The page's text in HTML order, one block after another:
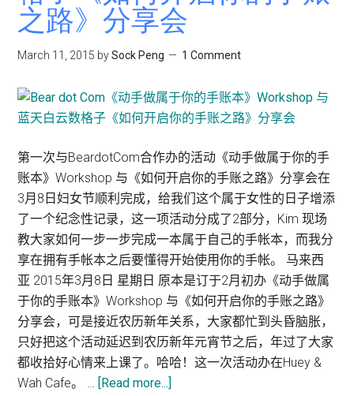
格
子》
手
友
聚
之路》分享会
March 11, 2015 bySock Peng 1 Comment
第一次与BeardotCom合作办的活动《动手做属于你的手
账本》Workshop 与《如何开启你的手账之路》分享会在
3月8日妇女节顺利完成，给我们这个属于女性的日子增添
了一个纪念性记录，这一项活动分成了2部分，Kim 现场
教大家如何一步一步完成一本属于自己的手帐本，而我分
享在拥有手帐本之后要懂得开始使用你的手帐。 马来西
亚 2015年3月8日 星期日 原本是订于2月初办《动手做属
于你的手账本》Workshop 与《如何开启你的手账之路》
分享会，可是接近农历新年关系，大家都忙到头昏脑胀，
只好把这个活动延迟到农历新年元宵节之后，年过了大家
都收拾好心情来上课了。哈哈！这一次活动办在Huey &
Wah Cafe。 … [Read more...]